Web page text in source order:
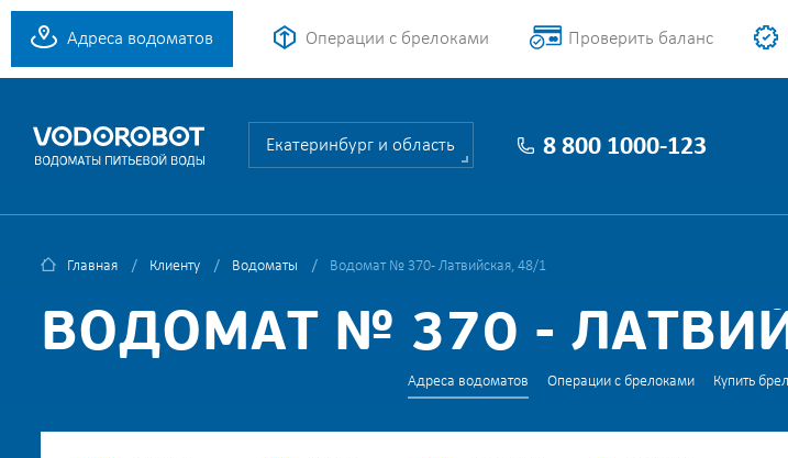
Адреса водоматов Операции с брелоками Проверить баланс
Екатеринбург и область 8 800 1000-123
Главная Клиенту Водоматы Водомат № 370 - Латвийская, 48/1
ВОДОМАТ № 370 -
Адреса водоматов Операции с брелоками Купить